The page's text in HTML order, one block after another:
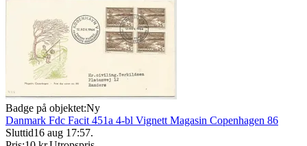
Badge på objektet:Ny
Danmark Fdc Facit 451a 4-bl Vignett Magasin Copenhagen 86
Sluttid16 aug 17:57.